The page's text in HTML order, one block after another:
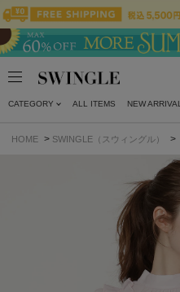
CATEGORY ALL ITEMS NEW ARRIVAL
HOME > SWINGLE（スウィングル） >